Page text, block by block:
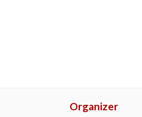
Organizer